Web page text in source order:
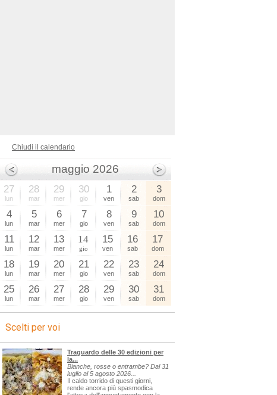
Chiudi il calendario
maggio 2026
27
lun
28
mar
29
mer
30
gio
1
ven
2
sab
3
dom
4
lun
5
mar
6
mer
7
gio
8
ven
9
sab
10
dom
11
lun
12
mar
13
mer
14
gio
15
ven
16
sab
17
dom
18
lun
19
mar
20
mer
21
gio
22
ven
23
sab
24
dom
25
lun
26
mar
27
mer
28
gio
29
ven
30
sab
31
dom
Scelti per voi
Traguardo delle 30 edizioni per
la...
Bianche, rosse o entrambe? Dal 31
luglio al 5 agosto 2026...
Il caldo torrido di questi giorni,
rende ancora più spasmodica